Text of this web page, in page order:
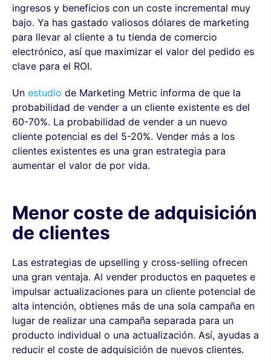
ingresos y beneficios con un coste incremental muy
bajo. Ya has gastado valiosos dólares de marketing
para llevar al cliente a tu tienda de comercio
electrónico, así que maximizar el valor del pedido es
clave para el ROI.
Un estudio de Marketing Metric informa de que la
probabilidad de vender a un cliente existente es del
60-70%. La probabilidad de vender a un nuevo
cliente potencial es del 5-20%. Vender más a los
clientes existentes es una gran estrategia para
aumentar el valor de por vida.
Menor coste de adquisición
de clientes
Las estrategias de upselling y cross-selling ofrecen
una gran ventaja. Al vender productos en paquetes e
impulsar actualizaciones para un cliente potencial de
alta intención, obtienes más de una sola campaña en
lugar de realizar una campaña separada para un
producto individual o una actualización. Así, ayudas a
reducir el coste de adquisición de nuevos clientes.